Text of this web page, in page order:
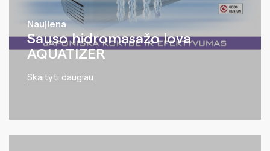
Naujiena
Sauso hidromasažo lova
AQUATIZER
Skaityti daugiau